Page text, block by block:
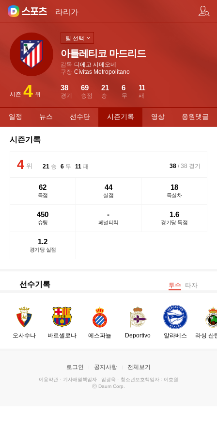
라리가
아틀레티코 마드리드
감독 디에고 시메오네
구장 Cívitas Metropolitano
시즌 4 위 경기
38
승점
69
승
21
무
6
패
11
팀 선택
일정 뉴스 선수단 시즌기록 영상 응원댓글
시즌기록
4 위 승
21 무
6 패
11
득점
62
실점
44
득실차
18
슈팅
450
페널티킥
-
경기당 득점
1.6
경기당 실점
1.2
38 / 38 경기
선수기록 투수 타자
오사수나 바르셀로나 에스파뇰 Deportivo 알라베스 라싱 산
로그인 공지사항 전체보기
이용약관 · 기사배열책임자 : 임광욱 · 청소년보호책임자 : 이호원
ⓒ Daum Corp.